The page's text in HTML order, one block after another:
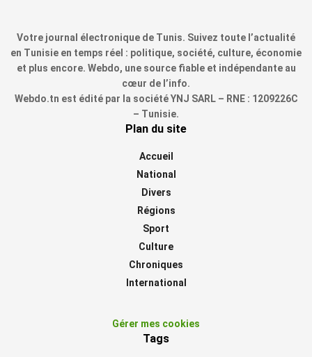
Votre journal électronique de Tunis. Suivez toute l’actualité
en Tunisie en temps réel : politique, société, culture, économie
et plus encore. Webdo, une source fiable et indépendante au
cœur de l’info.
Webdo.tn est édité par la société YNJ SARL – RNE : 1209226C
– Tunisie.
Plan du site
Accueil
National
Divers
Régions
Sport
Culture
Chroniques
International
Gérer mes cookies
Tags